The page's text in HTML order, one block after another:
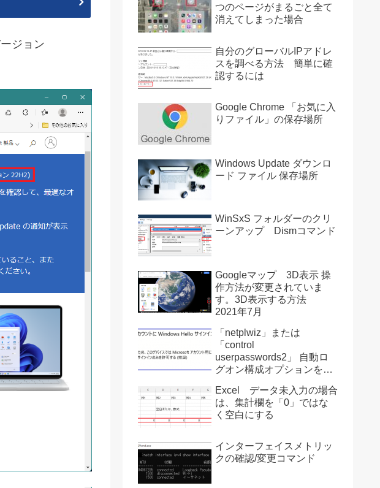
ジョン
つのページがまるごと全て
消えてしまった場合
自分のグローバルIPアドレ
スを調べる方法 簡単に確
認するには
Google Chrome 「お気に入
りファイル」の保存場所
Windows Update ダウンロ
ード ファイル 保存場所
WinSxS フォルダーのクリ
ーンアップ Dismコマンド
Googleマップ 3D表示 操
作方法が変更されていま
す。3D表示する方法
2021年7月
「netplwiz」または
「control
userpasswords2」 自動ロ
グオン構成オプションを復
Excel データ未入力の場合
は、集計欄を「0」ではな
く空白にする
インターフェイスメトリッ
クの確認/変更コマンド